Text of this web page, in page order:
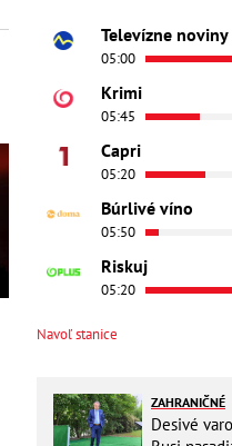
Televízne noviny
05:00
Krimi
05:45
Capri
05:20
Búrlivé víno
05:50
Riskuj
05:20
Navoľ stanice
ZAHRANIČNÉ
Desivé